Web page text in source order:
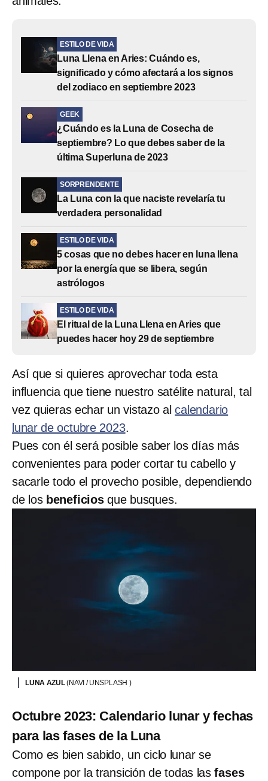
ESTILO DE VIDA
Luna Llena en Aries: Cuándo es,
significado y cómo afectará a los signos
del zodiaco en septiembre 2023
GEEK
¿Cuándo es la Luna de Cosecha de
septiembre? Lo que debes saber de la
última Superluna de 2023
SORPRENDENTE
La Luna con la que naciste revelaría tu
verdadera personalidad
ESTILO DE VIDA
5 cosas que no debes hacer en luna llena
por la energía que se libera, según
astrólogos
ESTILO DE VIDA
El ritual de la Luna Llena en Aries que
puedes hacer hoy 29 de septiembre
Así que si quieres aprovechar toda esta
influencia que tiene nuestro satélite natural, tal
vez quieras echar un vistazo alcalendario
lunar de octubre 2023.
Pues con él será posible saber los días más
convenientes para poder cortar tu cabello y
sacarle todo el provecho posible, dependiendo
de los beneficiosque busques.
LUNA AZUL(NAVI / UNSPLASH )
Octubre 2023: Calendario lunar y fechas
para las fases de la Luna
Como es bien sabido, un ciclo lunar se
compone por la transición de todas lasfases